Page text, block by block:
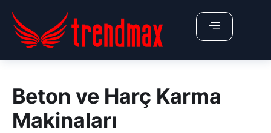
Anasayfa
Hakkımızda
Beton ve Harç Karma
Makinaları